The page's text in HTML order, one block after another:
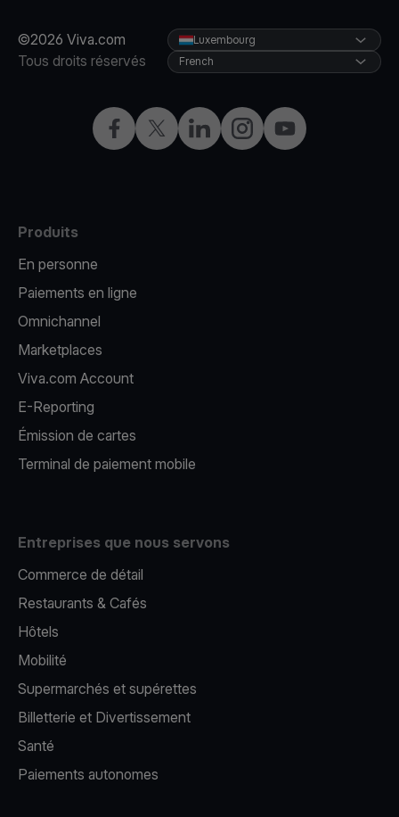
©2026 Viva.com
Tous droits réservés
Facebook
X LinkedInInstagramYouTube
Luxembourg
French
Produits
En personne
Paiements en ligne
Omnichannel
Marketplaces
Viva.com Account
E-Reporting
Émission de cartes
Terminal de paiement mobile
Entreprises que nous servons
Commerce de détail
Restaurants & Cafés
Hôtels
Mobilité
Supermarchés et supérettes
Billetterie et Divertissement
Santé
Paiements autonomes